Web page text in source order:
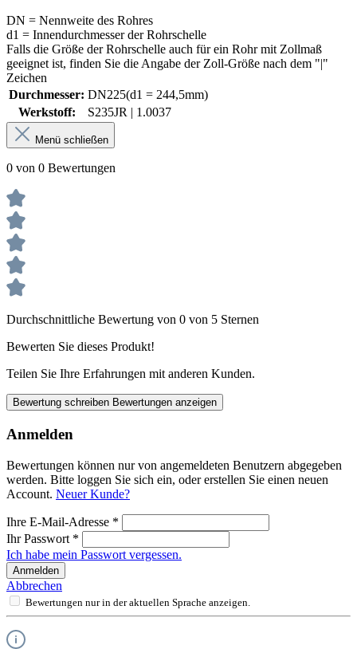
DN = Nennweite des Rohres
d1 = Innendurchmesser der Rohrschelle
Falls die Größe der Rohrschelle auch für ein Rohr mit Zollmaß
geeignet ist, finden Sie die Angabe der Zoll-Größe nach dem "|"
Zeichen
Durchmesser: DN225(d1 = 244,5mm)
Werkstoff:
S235JR | 1.0037
Menü schließen
0 von 0 Bewertungen
Durchschnittliche Bewertung von 0 von 5 Sternen
Bewerten Sie dieses Produkt!
Teilen Sie Ihre Erfahrungen mit anderen Kunden.
Bewertung schreiben Bewertungen anzeigen
Anmelden
Bewertungen können nur von angemeldeten Benutzern abgegeben
werden. Bitte loggen Sie sich ein, oder erstellen Sie einen neuen
Account. Neuer Kunde?
Ihre E-Mail-Adresse *
Ihr Passwort *
Ich habe mein Passwort vergessen.
Anmelden
Abbrechen
Bewertungen nur in der aktuellen Sprache anzeigen.